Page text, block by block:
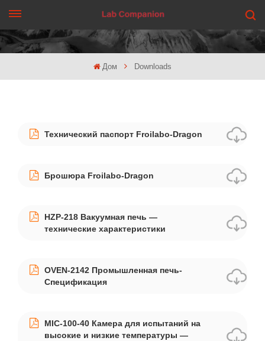
Дом Downloads
Технический паспорт Froilabo-Dragon
Брошюра Froilabo-Dragon
HZP-218 Вакуумная печь —
технические характеристики
OVEN-2142 Промышленная печь-
Спецификация
MIC-100-40 Камера для испытаний на
высокие и низкие температуры —